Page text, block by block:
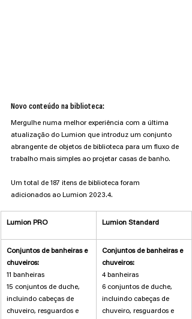
Novo conteúdo na biblioteca:
Mergulhe numa melhor experiência com a última
atualização do Lumion que introduz um conjunto
abrangente de objetos de biblioteca para um fluxo de
trabalho mais simples ao projetar casas de banho.
Um total de 187 itens de biblioteca foram
adicionados ao Lumion 2023.4.
Lumion PRO Lumion Standard
Conjuntos de banheiras e
chuveiros:
11 banheiras
15 conjuntos de duche,
incluindo cabeças de
chuveiro, resguardos e
Conjuntos de banheiras e
chuveiros:
4 banheiras
6 conjuntos de duche,
incluindo cabeças de
chuveiro, resguardos e